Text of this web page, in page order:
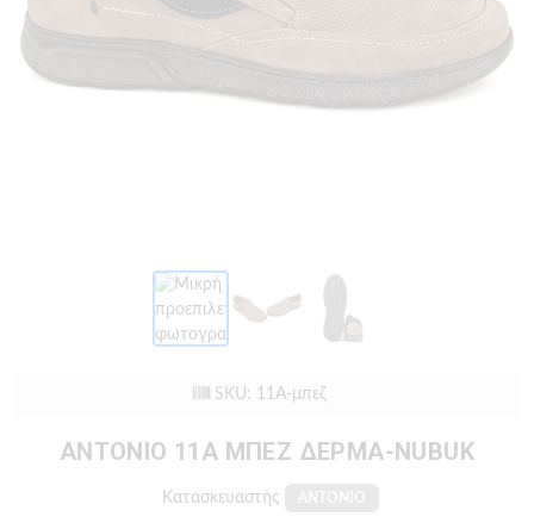
SKU: 11A-μπεζ
ANTONIO 11A ΜΠΕΖ ΔΕΡΜΑ-NUBUK
Κατασκευαστής